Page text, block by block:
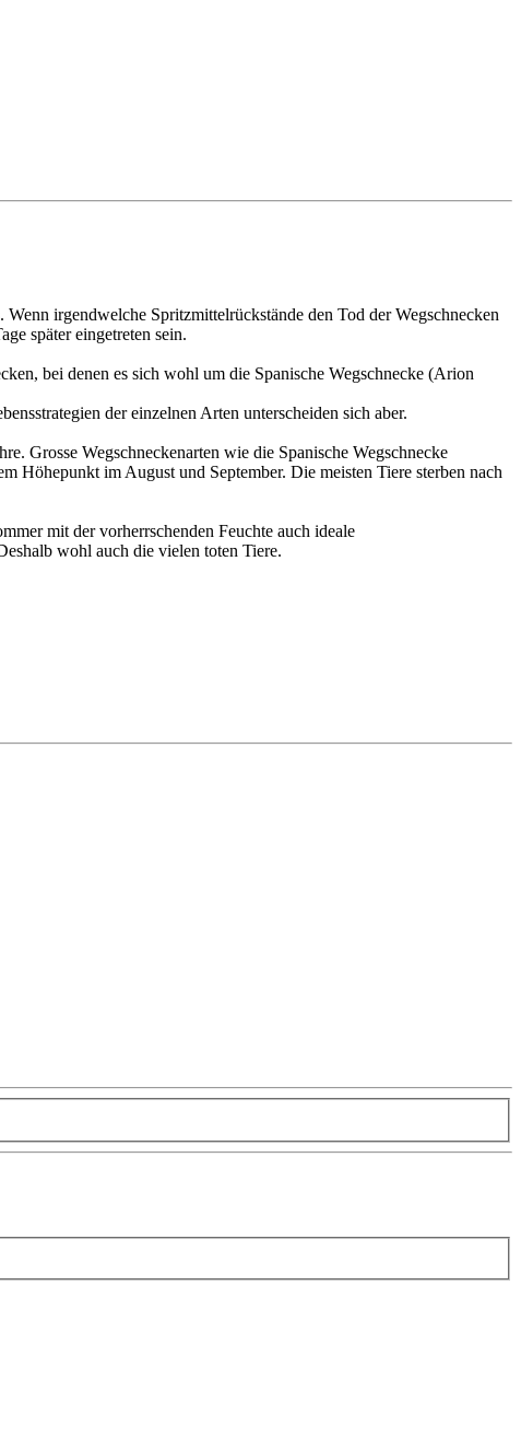
irgendwelche Spritzmittelrückstände den Tod der Wegschnecken
später eingetreten sein.
bei denen es sich wohl um die Spanische Wegschnecke (Arion
der einzelnen Arten unterscheiden sich aber.
Grosse Wegschneckenarten wie die Spanische Wegschnecke
Höhepunkt im August und September. Die meisten Tiere sterben nach
mit der vorherrschenden Feuchte auch ideale
wohl auch die vielen toten Tiere.